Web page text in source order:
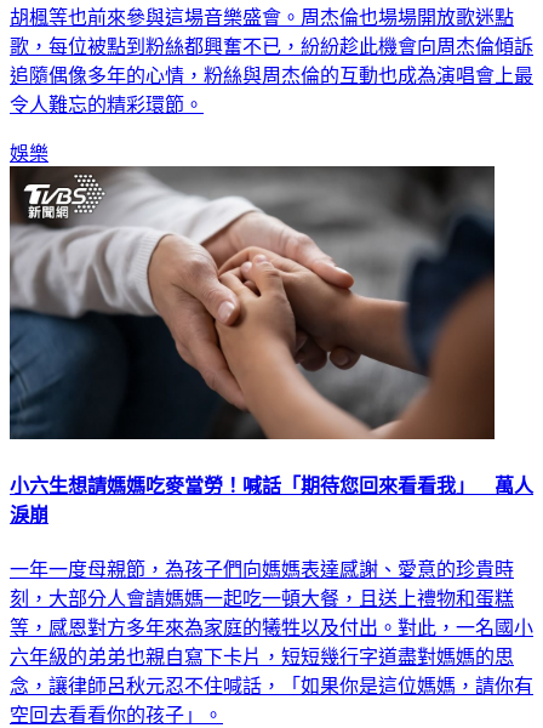
胡楓等也前來參與這場音樂盛會。周杰倫也場場開放歌迷點
歌，每位被點到粉絲都興奮不已，紛紛趁此機會向周杰倫傾訴
追隨偶像多年的心情，粉絲與周杰倫的互動也成為演唱會上最
令人難忘的精彩環節。
娛樂
小六生想請媽媽吃麥當勞！喊話「期待您回來看看我」 萬人
淚崩
一年一度母親節，為孩子們向媽媽表達感謝、愛意的珍貴時
刻，大部分人會請媽媽一起吃一頓大餐，且送上禮物和蛋糕
等，感恩對方多年來為家庭的犧牲以及付出。對此，一名國小
六年級的弟弟也親自寫下卡片，短短幾行字道盡對媽媽的思
念，讓律師呂秋元忍不住喊話，「如果你是這位媽媽，請你有
空回去看看你的孩子」。